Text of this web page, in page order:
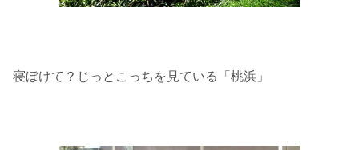
寝ぼけて？じっとこっちを見ている「桃浜」